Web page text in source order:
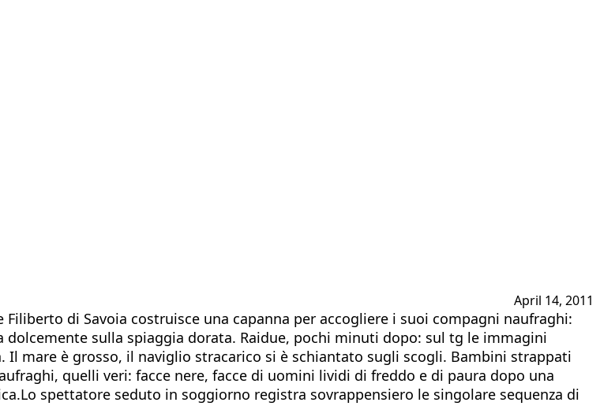
April 14, 2011
Filiberto di Savoia costruisce una capanna per accogliere i suoi compagni naufraghi:
sulla spiaggia dorata. Raidue, pochi minuti dopo: sul tg le immagini
mare è grosso, il naviglio stracarico si è schiantato sugli scogli. Bambini strappati
quelli veri: facce nere, facce di uomini lividi di freddo e di paura dopo una
spettatore seduto in soggiorno registra sovrappensiero le singolare sequenza di